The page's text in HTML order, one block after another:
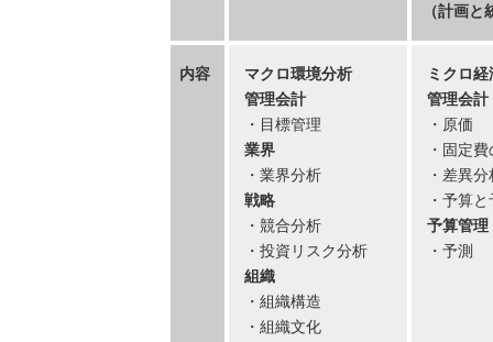
（計画と
内容
マクロ環境分析
管理会計
・目標管理
業界
・業界分析
戦略
・競合分析
・投資リスク分析
組織
・組織構造
・組織文化
ミクロ経
管理会計
・原価
・固定
・差異分
・予算
予算管理
・予測